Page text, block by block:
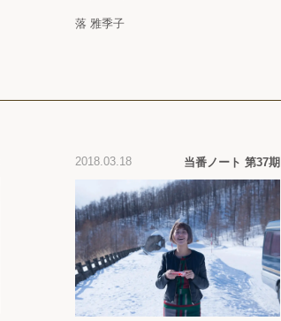
落 雅季子
2018.03.18 当番ノート 第37期